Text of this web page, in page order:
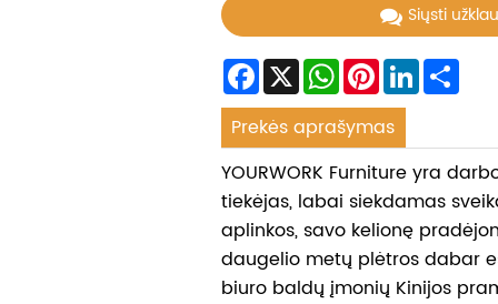
Siųsti
Facebook
X WhatsApp
Pinterest
LinkedIn
Prekės aprašymas
YOURWORK Furniture yra
tiekėjas, labai siekdamas
aplinkos, savo kelionę
daugelio metų plėtros dabar
biuro baldų įmonių Kinijos